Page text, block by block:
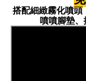
搭配細緻霧化噴頭
噴噴腳墊、